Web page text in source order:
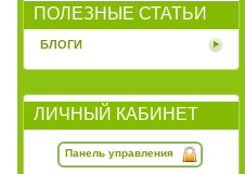
ПОЛЕЗНЫЕ СТАТЬИ
БЛОГИ
ЛИЧНЫЙ КАБИНЕТ
Панель управления